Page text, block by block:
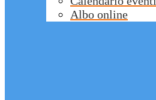
Albo online